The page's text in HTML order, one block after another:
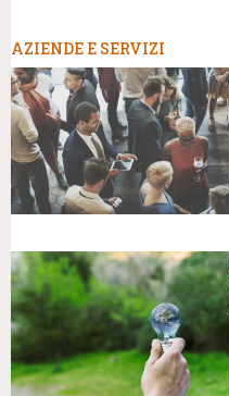
AZIENDE E SERVIZI